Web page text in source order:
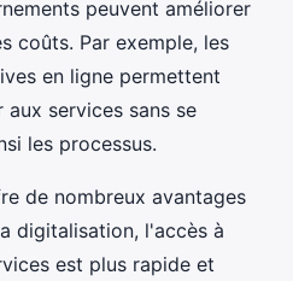
peuvent améliorer
coûts. Par exemple, les
en ligne permettent
services sans se
les processus.
de nombreux avantages
digitalisation, l'accès à
est plus rapide et